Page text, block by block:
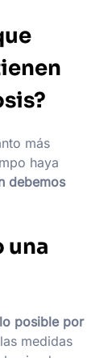
más
haya
debemos
una
posible por
medidas